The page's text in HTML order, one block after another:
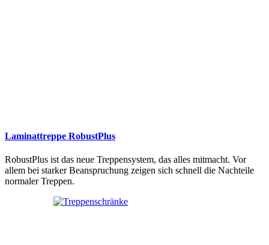
Laminattreppe RobustPlus
RobustPlus ist das neue Treppensystem, das alles mitmacht. Vor
allem bei starker Beanspruchung zeigen sich schnell die Nachteile
normaler Treppen.